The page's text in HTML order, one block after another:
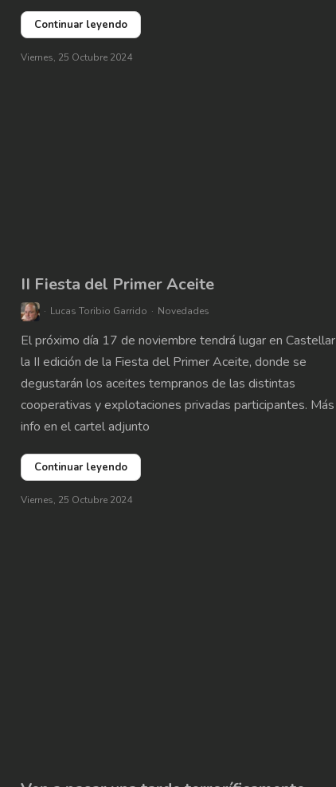
Continuar leyendo
Viernes, 25 Octubre 2024
II Fiesta del Primer Aceite
Lucas Toribio Garrido Novedades
El próximo día 17 de noviembre tendrá lugar en Castellar
la II edición de la Fiesta del Primer Aceite, donde se
degustarán los aceites tempranos de las distintas
cooperativas y explotaciones privadas participantes. Más
info en el cartel adjunto
Continuar leyendo
Viernes, 25 Octubre 2024